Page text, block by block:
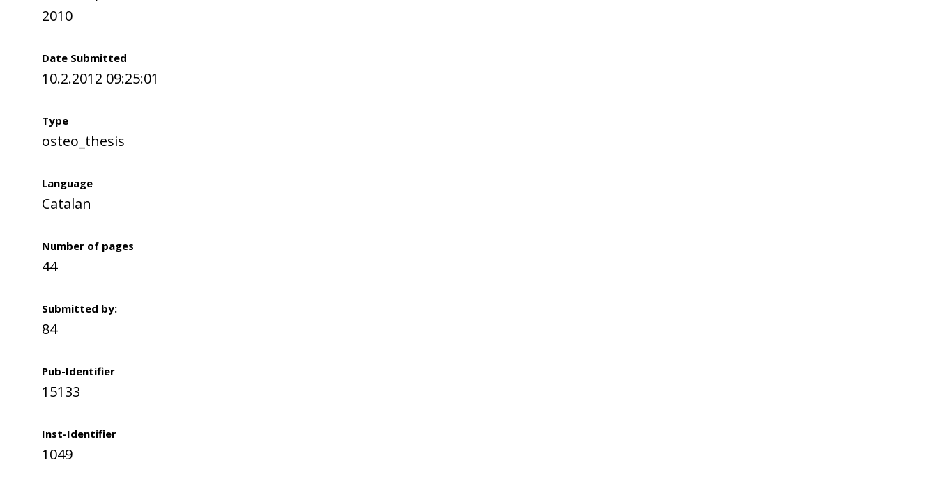
2010
Date Submitted
10.2.2012 09:25:01
Type
osteo_thesis
Language
Catalan
Number of pages
44
Submitted by:
84
Pub-Identifier
15133
Inst-Identifier
1049